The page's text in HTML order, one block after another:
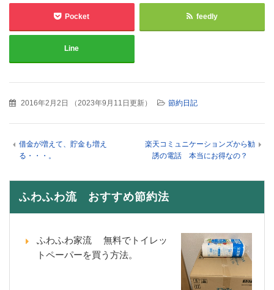
Pocket feedly
Line
2016年2月2日 （ 2023年9月11日更新） 節約日記
借金が増えて、貯金も増え
る・・・。
楽天コミュニケーションズから勧
誘の電話 本当にお得なの？
ふわふわ流 おすすめ節約法
ふわふわ家流 無料でトイレッ
トペーパーを買う方法。